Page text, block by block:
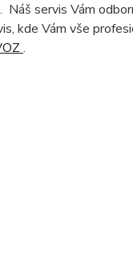
servis Vám
kde Vám vše
.